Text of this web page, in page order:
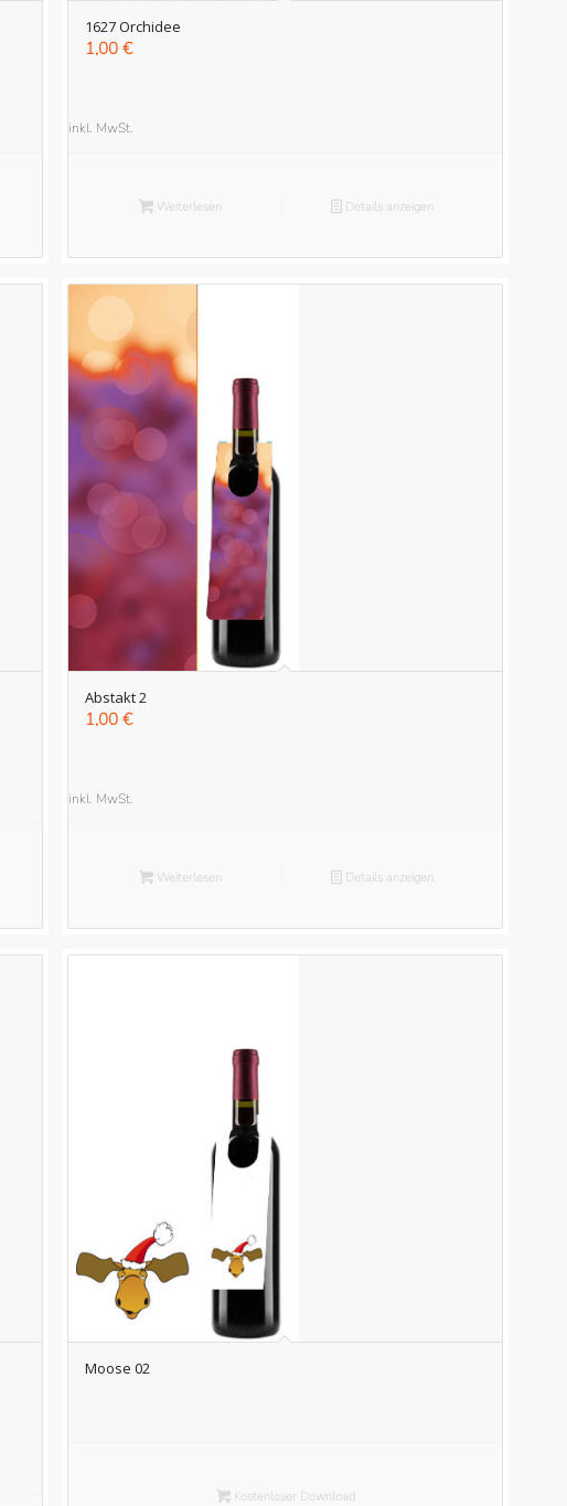
1627 Orchidee
1,00 €
inkl. MwSt.
Weiterlesen Details anzeigen
Abstakt 2
1,00 €
inkl. MwSt.
Weiterlesen Details anzeigen
Moose 02
Kostenloser Download